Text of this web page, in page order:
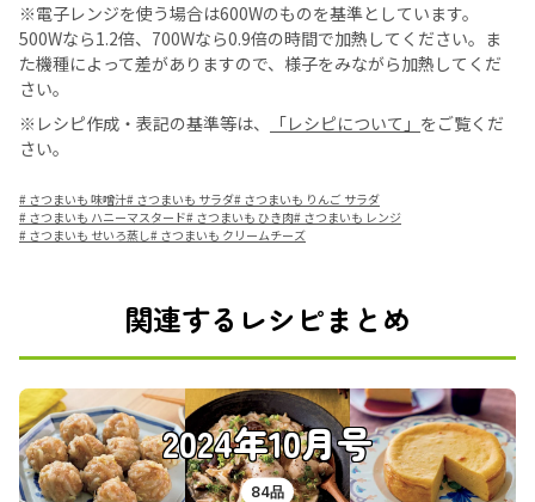
※電子レンジを使う場合は600Wのものを基準としています。
500Wなら1.2倍、700Wなら0.9倍の時間で加熱してください。ま
た機種によって差がありますので、様子をみながら加熱してくだ
さい。
※レシピ作成・表記の基準等は、
「レシピについて」 をご覧くだ
さい。
# さつまいも 味噌汁# さつまいも サラダ# さつまいも りんご サラダ
# さつまいも ハニーマスタード# さつまいも ひき肉# さつまいも レンジ
# さつまいも せいろ蒸し# さつまいも クリームチーズ
関連するレシピまとめ
2024年10月号
84品